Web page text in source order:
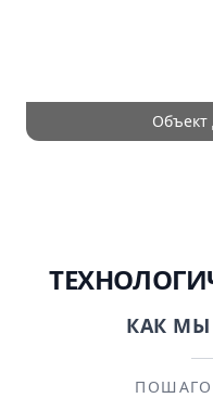
Объект
КАК МЫ